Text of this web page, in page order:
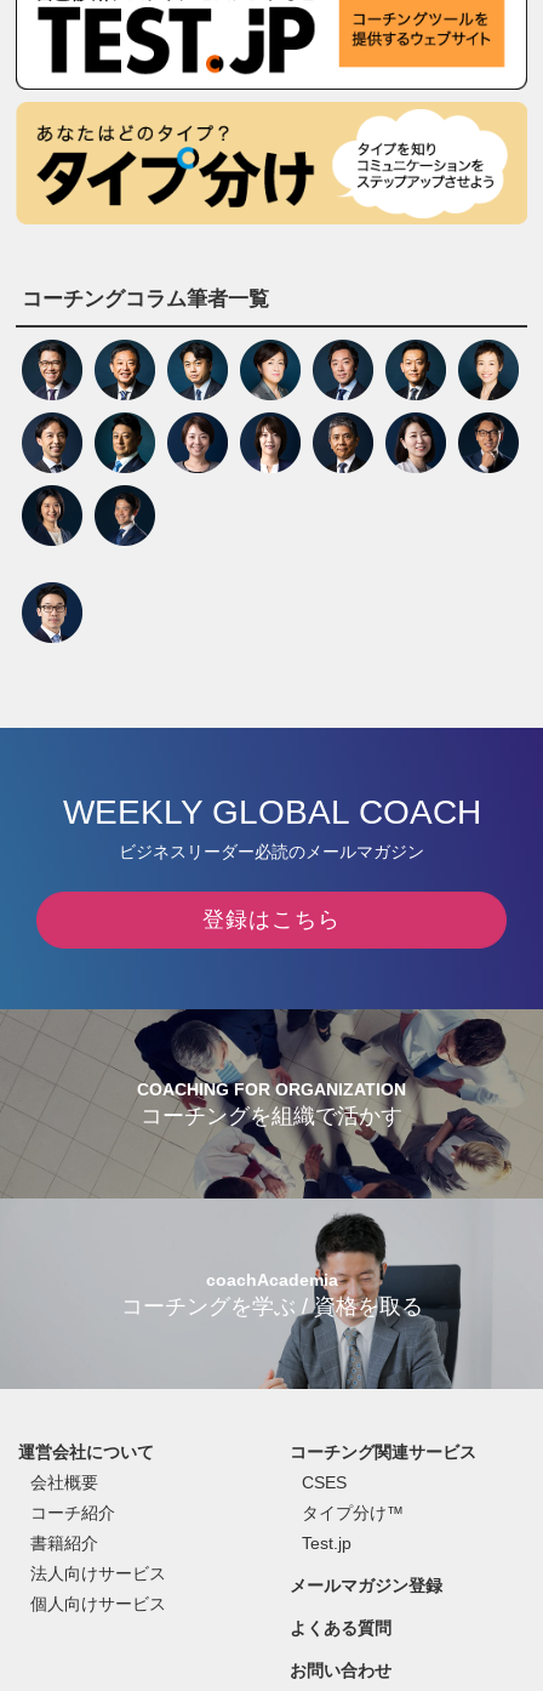
コーチングコラム筆者一覧
WEEKLY GLOBAL COACH
ビジネスリーダー必読のメールマガジン
登録はこちら
COACHING FOR ORGANIZATION
コーチングを組織で活かす
coachAcademia
コーチングを学ぶ / 資格を取る
運営会社について
会社概要
コーチ紹介
書籍紹介
法人向けサービス
個人向けサービス
コーチング関連サービス
CSES
タイプ分け™
Test.jp
メールマガジン登録
よくある質問
お問い合わせ